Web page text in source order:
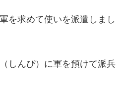
を求めて使いを派遣しまし
しんぴ）に軍を預けて派兵